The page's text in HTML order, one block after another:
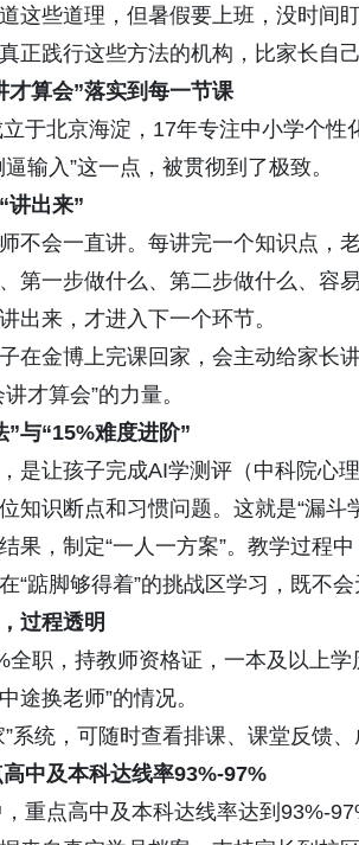
这些道理，但暑假要上班，没时间
正践行这些方法的机构，比家长自
才算会”落实到每一节课
于北京海淀，17年专注中小学个
输入”这一点，被贯彻到了极致。
讲出来”
不会一直讲。每讲完一个知识点，
第一步做什么、第二步做什么、容
出来，才进入下一个环节。
在金博上完课回家，会主动给家长
才算会”的力量。
”与“15%难度进阶”
是让孩子完成AI学测评（中科院心
知识断点和习惯问题。这就是“漏
果，制定“一人一方案”。教学过程
“踮脚够得着”的挑战区学习，既不
过程透明
全职，持教师资格证，一本及以上
途换老师”的情况。
”系统，可随时查看排课、课堂反馈
中及本科达线率93%-97%
重点高中及本科达线率达到93%-